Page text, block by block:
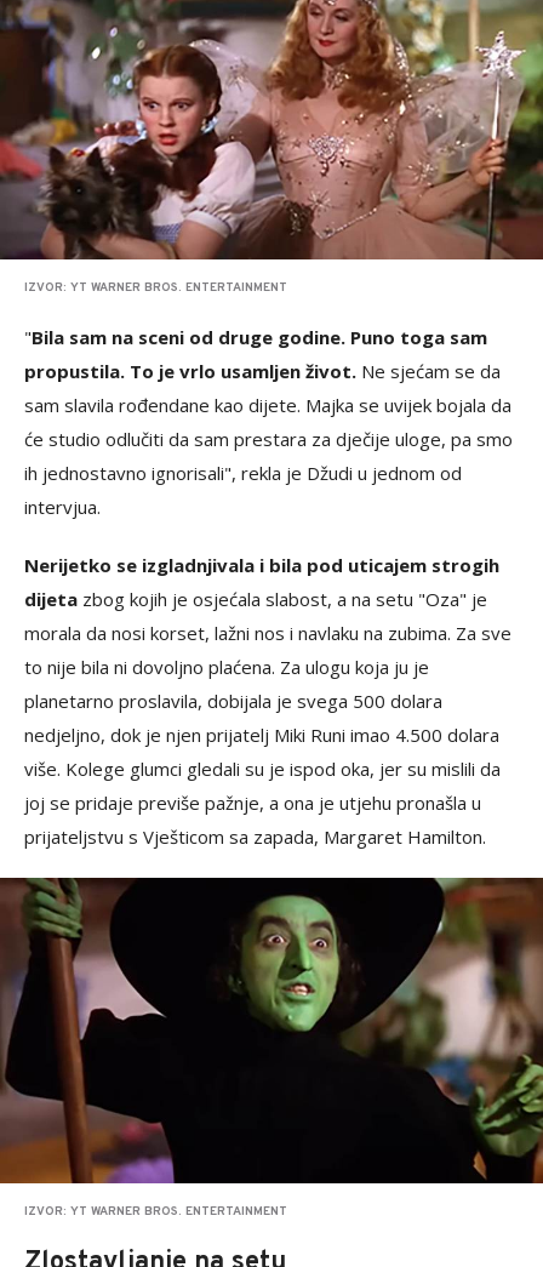
IZVOR: YT WARNER BROS. ENTERTAINMENT
"Bila sam na sceni od druge godine. Puno toga sam
propustila. To je vrlo usamljen život. Ne sjećam se da
sam slavila rođendane kao dijete. Majka se uvijek bojala da
će studio odlučiti da sam prestara za dječije uloge, pa smo
ih jednostavno ignorisali", rekla je Džudi u jednom od
intervjua.
Nerijetko se izgladnjivala i bila pod uticajem strogih
dijeta zbog kojih je osjećala slabost, a na setu "Oza" je
morala da nosi korset, lažni nos i navlaku na zubima. Za sve
to nije bila ni dovoljno plaćena. Za ulogu koja ju je
planetarno proslavila, dobijala je svega 500 dolara
nedjeljno, dok je njen prijatelj Miki Runi imao 4.500 dolara
više. Kolege glumci gledali su je ispod oka, jer su mislili da
joj se pridaje previše pažnje, a ona je utjehu pronašla u
prijateljstvu s Vješticom sa zapada, Margaret Hamilton.
IZVOR: YT WARNER BROS. ENTERTAINMENT